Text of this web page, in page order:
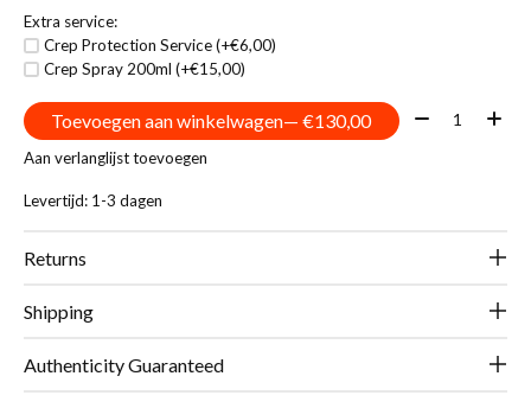
Extra service:
Crep Protection Service (+€6,00)
Crep Spray 200ml (+€15,00)
Toevoegen aan winkelwagen — €130,00 Aantal:
Aan verlanglijst toevoegen
Levertijd: 1-3 dagen
Returns
Shipping
Authenticity Guaranteed